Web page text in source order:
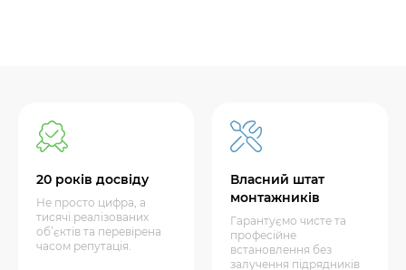
20 років досвіду
Не просто цифра, а
тисячі реалізованих
об’єктів та перевірена
часом репутація.
Власний штат
монтажників
Гарантуємо чисте та
професійне
встановлення без
залучення підрядників